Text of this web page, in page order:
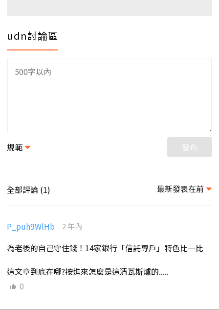
udn討論區
規範 發布
全部評論 (1) 最新發表在前
P_puh9WlHb 2 年內
為老後的自己守住錢！14家銀行「信託專戶」特色比一比
這文章到底在哪?按進來怎麼是這清瓦斯爐的.....
0